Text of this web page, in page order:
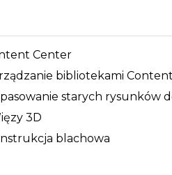
Center
bibliotekami
starych rysunków
3D
blachowa